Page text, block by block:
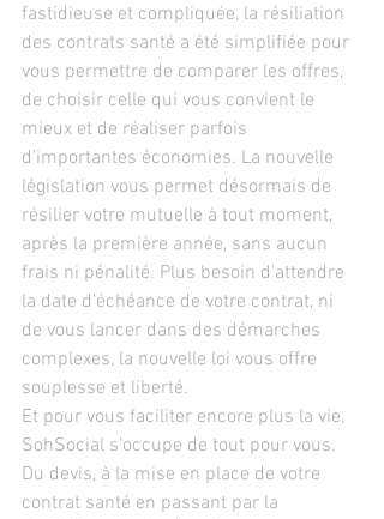
fastidieuse et compliquée, la résiliation
des contrats santé a été simplifiée pour
vous permettre de comparer les offres,
de choisir celle qui vous convient le
mieux et de réaliser parfois
d'importantes économies. La nouvelle
législation vous permet désormais de
résilier votre mutuelle à tout moment,
après la première année, sans aucun
frais ni pénalité. Plus besoin d'attendre
la date d'échéance de votre contrat, ni
de vous lancer dans des démarches
complexes, la nouvelle loi vous offre
souplesse et liberté.
Et pour vous faciliter encore plus la vie,
SohSocial s'occupe de tout pour vous.
Du devis, à la mise en place de votre
contrat santé en passant par la